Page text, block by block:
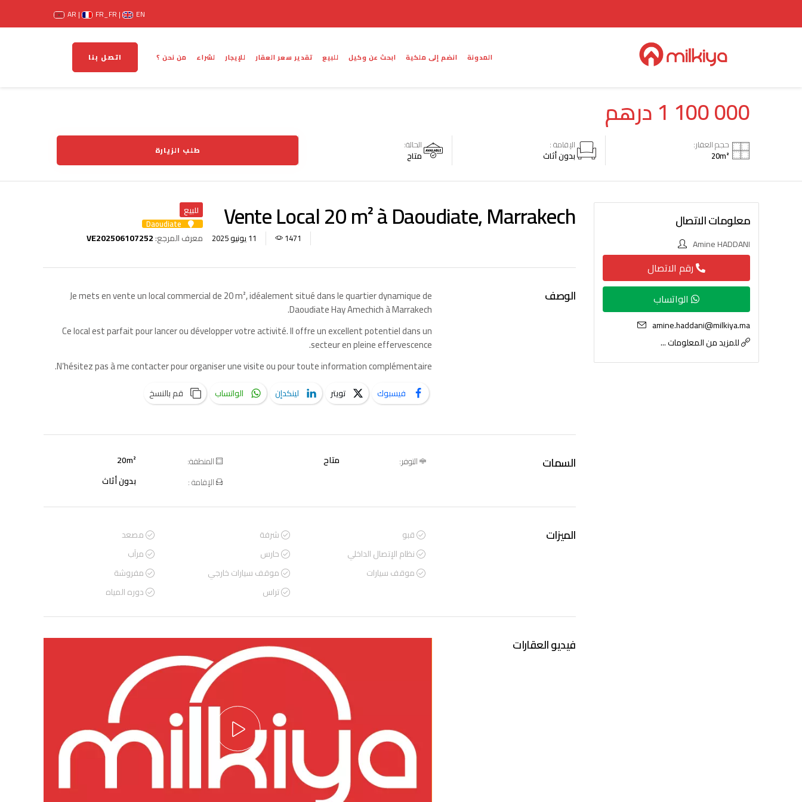
AR FR_FR EN
من نحن ؟ لشراء للإيجار تقدير سعر العقار للبيع ابحث عن وكيل انضم إلى ملكية المدونة اتصل بنا
1 100 000درهم
حجم العقار:
20m²
الإقامة :
بدون أثاث
الحالة:
متاح طلب الزيارة
Vente Local 20 m² à Daoudiate, Marrakech
للبيع
Daoudiate
11 يونيو 2025
1471 معرف المرجع:VE202506107252
الوصف Je mets en vente un local commercial de 20 m², idéalement situé dans le quartier dynamique de
Daoudiate Hay Amechich à Marrakech.
Ce local est parfait pour lancer ou développer votre activité. Il offre un excellent potentiel dans un
secteur en pleine effervescence.
N’hésitez pas à me contacter pour organiser une visite ou pour toute information complémentaire.
فيسبوك تويتر لينكدإن الواتساب قم بالنسخ
السمات المنطقة: 20m² التوفر:
متاح
الإقامة :
بدون أثاث
الميزات مصعد شرفة
قبو
مرآب
حارس
نظام الإتصال الداخلي
مفروشة
موقف سيارات خارجي
موقف سيارات
دوره المياه
تراس
فيديو العقارات
معلومات الاتصال
Amine HADDANI
رقم الاتصال
الواتساب
amine.haddani@milkiya.ma
للمزيد من المعلومات ...